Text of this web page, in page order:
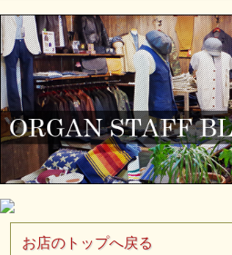
DH5738CH-1 Col.CHASIN“Westen
Concho”
バックル、剣先共に真鍮に銀メッキ加
ブーツの縫製にも用いられるワックス
のブランドネーム。製 造番号を印字し
で染め上げた茶芯モデル。
お店のトップへ戻る